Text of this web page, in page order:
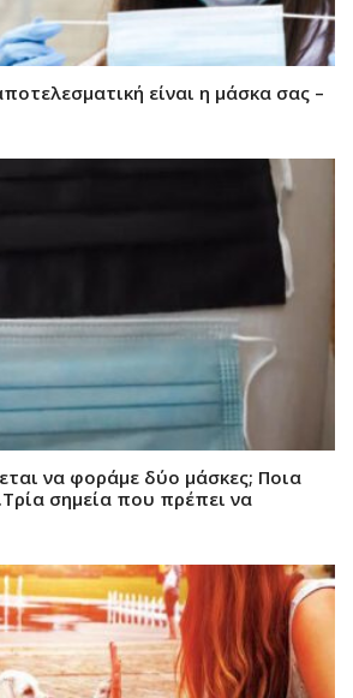
είναι η μάσκα σας –
να φοράμε δύο μάσκες; Ποια
σημεία που πρέπει να